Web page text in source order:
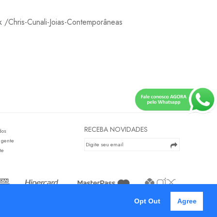
Opt Out Agree
/Chris-Cunali-Joias-Contemporâneas
RECEBA NOVIDADES